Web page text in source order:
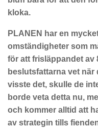
kloka.
PLANEN har en
omständigheter som
för att frisläppandet av
beslutsfattarna vet när
visste det, skulle de
borde veta detta nu,
och kommer alltid att
av strategin tills